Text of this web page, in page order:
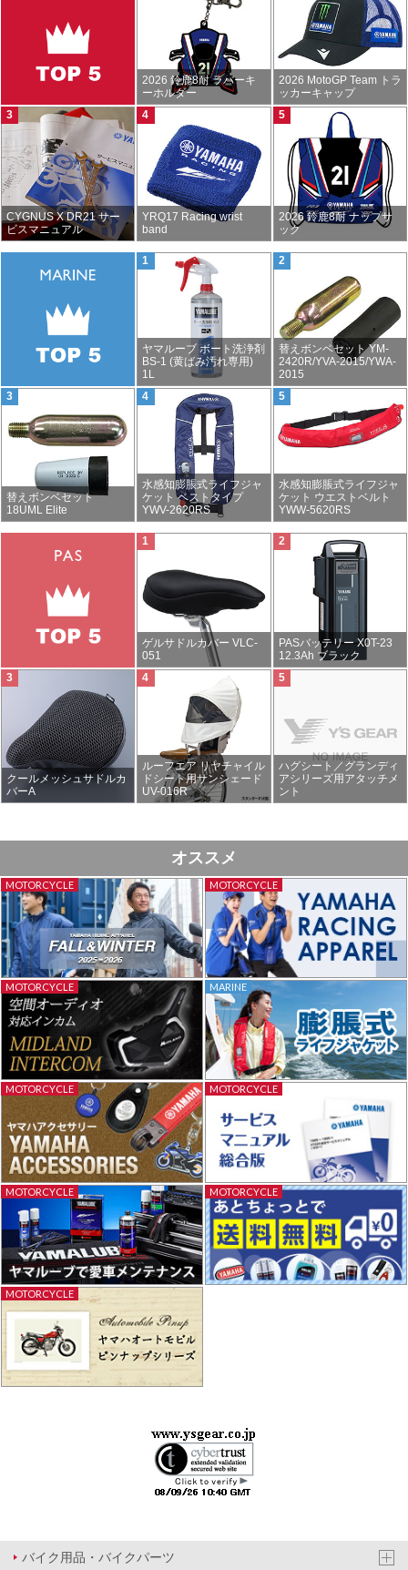
2026 鈴鹿8耐 ラバーキ
ーホルダー
2026 MotoGP Team トラ
ッカーキャップ
CYGNUS X DR21 サー
ビスマニュアル
YRQ17 Racing wrist
band
2026 鈴鹿8耐 ナップサ
ック
ヤマルーブ ボート洗浄剤
BS-1 (黄ばみ汚れ専用)
1L
替えボンベセット YM-
2420R/YVA-2015/YWA-
2015
替えボンベセット
18UML Elite
水感知膨脹式ライフジャ
ケット ベストタイプ
YWV-2620RS
水感知膨脹式ライフジャ
ケット ウエストベルト
YWW-5620RS
ゲルサドルカバー VLC-
051
PASバッテリー X0T-23
12.3Ah ブラック
クールメッシュサドルカ
バーA
ルーフエア リヤチャイル
ドシート用サンシェード
UV-016R
ハグシート／グランディ
アシリーズ用アタッチメ
ント
オススメ
MOTORCYCLE MOTORCYCLE
MOTORCYCLE MARINE
MOTORCYCLE MOTORCYCLE
MOTORCYCLE MOTORCYCLE
MOTORCYCLE
バイク用品・バイクパーツ